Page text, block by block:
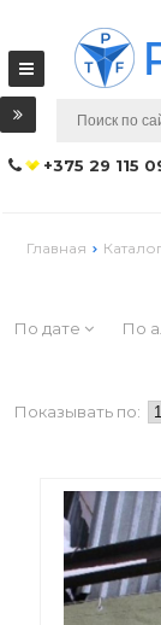
+375 29 115
Главная
По дате По
Показывать по: